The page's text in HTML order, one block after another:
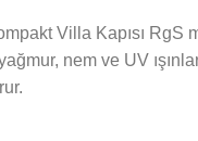
Villa Kapısı RgS
nem ve UV